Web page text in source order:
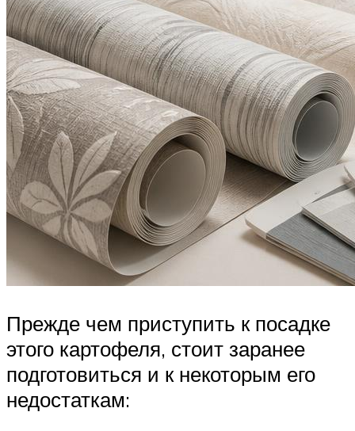
Прежде чем приступить к посадке
этого картофеля, стоит заранее
подготовиться и к некоторым его
недостаткам: